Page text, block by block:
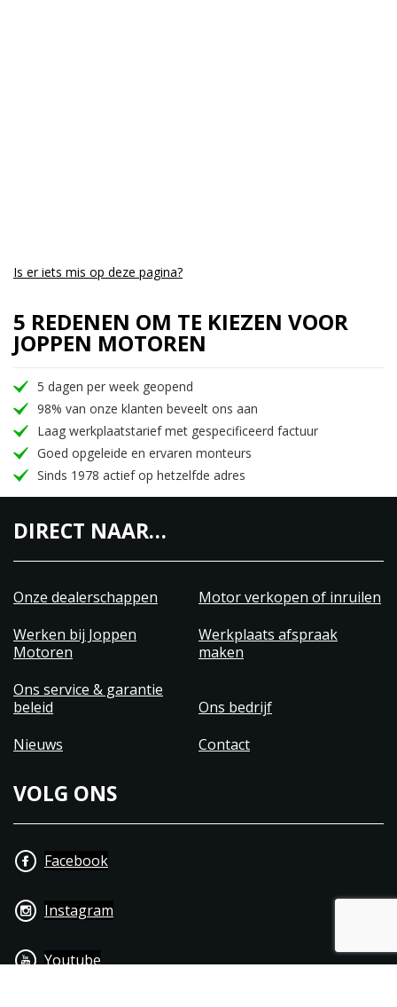
Is er iets mis op deze pagina?
5 REDENEN OM TE KIEZEN VOOR
JOPPEN MOTOREN
5 dagen per week geopend
98% van onze klanten beveelt ons aan
Laag werkplaatstarief met gespecificeerd factuur
Goed opgeleide en ervaren monteurs
Sinds 1978 actief op hetzelfde adres
DIRECT NAAR…
Onze dealerschappen
Motor verkopen of inruilen
Werken bij Joppen
Motoren
Werkplaats afspraak
maken
Ons service & garantie
beleid
Ons bedrijf
Nieuws
Contact
VOLG ONS
Facebook
Instagram
Youtube